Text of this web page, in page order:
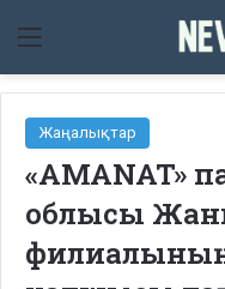
Мәзір
Жаңалықтар
«AMANAT»
облысы